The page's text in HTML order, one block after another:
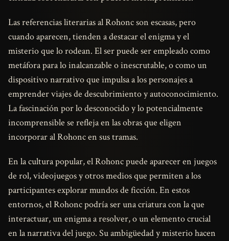
Las referencias literarias al Rohonc son escasas, pero
cuando aparecen, tienden a destacar el enigma y el
misterio que lo rodean. El ser puede ser empleado como
metáfora para lo inalcanzable o inescrutable, o como un
dispositivo narrativo que impulsa a los personajes a
emprender viajes de descubrimiento y autoconocimiento.
La fascinación por lo desconocido y lo potencialmente
incomprensible se refleja en las obras que eligen
incorporar al Rohonc en sus tramas.
En la cultura popular, el Rohonc puede aparecer en juegos
de rol, videojuegos y otros medios que permiten a los
participantes explorar mundos de ficción. En estos
entornos, el Rohonc podría ser una criatura con la que
interactuar, un enigma a resolver, o un elemento crucial
en la narrativa del juego. Su ambigüedad y misterio hacen